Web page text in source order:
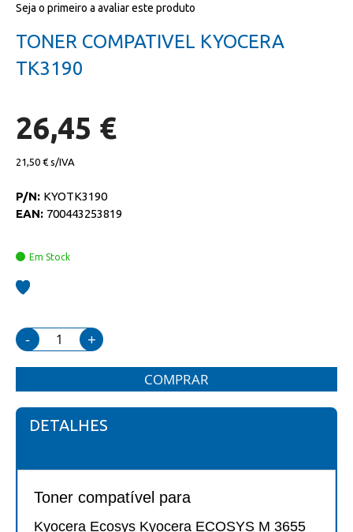
o
galeria
de
para
início
da
galeria
Seja o primeiro a avaliar este produto
TONER COMPATIVEL KYOCERA
TK3190
26,45 €
21,50 €
P/N: KYOTK3190
EAN: 700443253819
Em Stock
- +
COMPRAR
DETALHES
Toner compatível para
Kyocera Ecosys Kyocera ECOSYS M 3655